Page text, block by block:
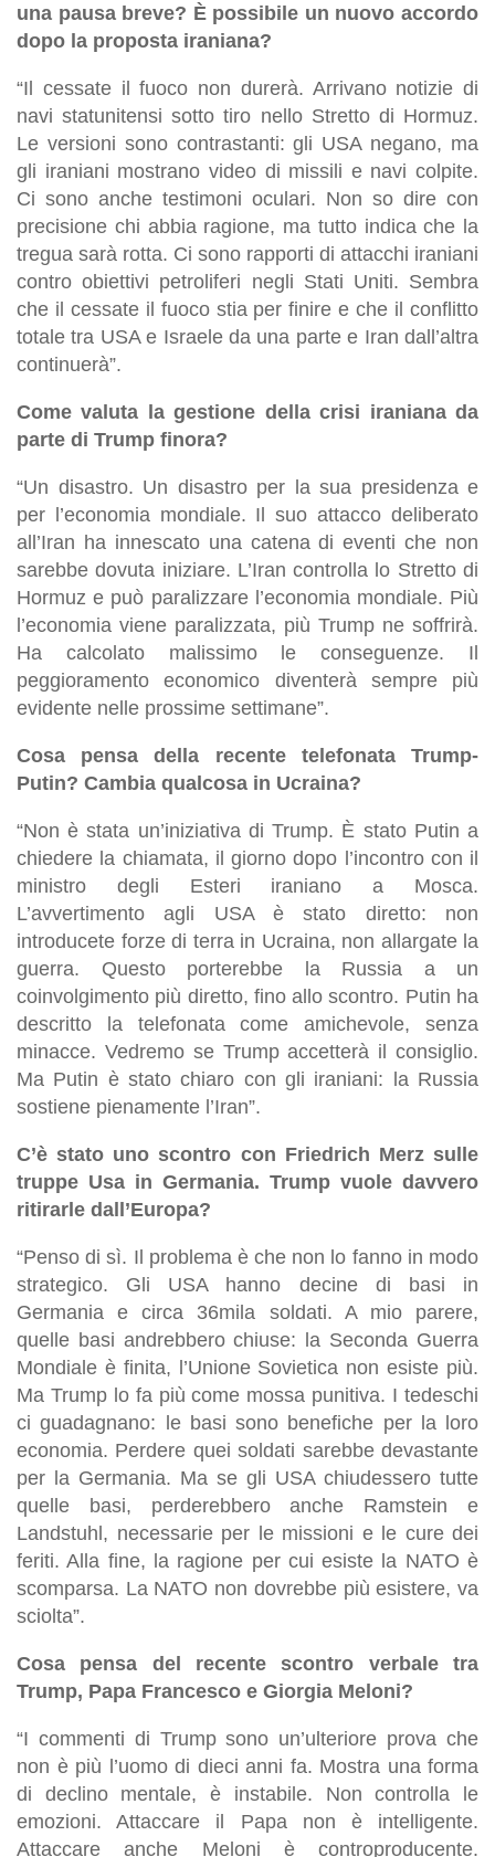
una pausa breve? È possibile un nuovo accordo
dopo la proposta iraniana?
“Il cessate il fuoco non durerà. Arrivano notizie di
navi statunitensi sotto tiro nello Stretto di Hormuz.
Le versioni sono contrastanti: gli USA negano, ma
gli iraniani mostrano video di missili e navi colpite.
Ci sono anche testimoni oculari. Non so dire con
precisione chi abbia ragione, ma tutto indica che la
tregua sarà rotta. Ci sono rapporti di attacchi iraniani
contro obiettivi petroliferi negli Stati Uniti. Sembra
che il cessate il fuoco stia per finire e che il conflitto
totale tra USA e Israele da una parte e Iran dall’altra
continuerà”.
Come valuta la gestione della crisi iraniana da
parte di Trump finora?
“Un disastro. Un disastro per la sua presidenza e
per l’economia mondiale. Il suo attacco deliberato
all’Iran ha innescato una catena di eventi che non
sarebbe dovuta iniziare. L’Iran controlla lo Stretto di
Hormuz e può paralizzare l’economia mondiale. Più
l’economia viene paralizzata, più Trump ne soffrirà.
Ha calcolato malissimo le conseguenze. Il
peggioramento economico diventerà sempre più
evidente nelle prossime settimane”.
Cosa pensa della recente telefonata Trump-
Putin? Cambia qualcosa in Ucraina?
“Non è stata un’iniziativa di Trump. È stato Putin a
chiedere la chiamata, il giorno dopo l’incontro con il
ministro degli Esteri iraniano a Mosca.
L’avvertimento agli USA è stato diretto: non
introducete forze di terra in Ucraina, non allargate la
guerra. Questo porterebbe la Russia a un
coinvolgimento più diretto, fino allo scontro. Putin ha
descritto la telefonata come amichevole, senza
minacce. Vedremo se Trump accetterà il consiglio.
Ma Putin è stato chiaro con gli iraniani: la Russia
sostiene pienamente l’Iran”.
C’è stato uno scontro con Friedrich Merz sulle
truppe Usa in Germania. Trump vuole davvero
ritirarle dall’Europa?
“Penso di sì. Il problema è che non lo fanno in modo
strategico. Gli USA hanno decine di basi in
Germania e circa 36mila soldati. A mio parere,
quelle basi andrebbero chiuse: la Seconda Guerra
Mondiale è finita, l’Unione Sovietica non esiste più.
Ma Trump lo fa più come mossa punitiva. I tedeschi
ci guadagnano: le basi sono benefiche per la loro
economia. Perdere quei soldati sarebbe devastante
per la Germania. Ma se gli USA chiudessero tutte
quelle basi, perderebbero anche Ramstein e
Landstuhl, necessarie per le missioni e le cure dei
feriti. Alla fine, la ragione per cui esiste la NATO è
scomparsa. La NATO non dovrebbe più esistere, va
sciolta”.
Cosa pensa del recente scontro verbale tra
Trump, Papa Francesco e Giorgia Meloni?
“I commenti di Trump sono un’ulteriore prova che
non è più l’uomo di dieci anni fa. Mostra una forma
di declino mentale, è instabile. Non controlla le
emozioni. Attaccare il Papa non è intelligente.
Attaccare anche Meloni è controproducente.